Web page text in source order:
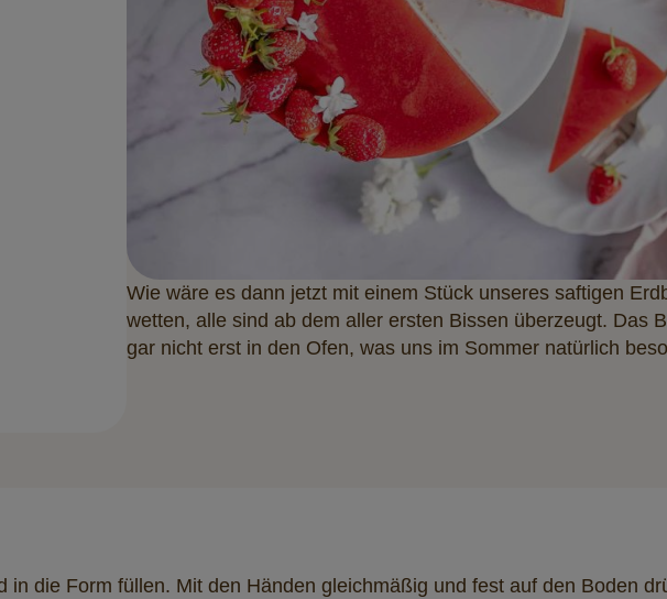
Wie wäre es dann jetzt mit einem Stück unseres saftigen
wetten, alle sind ab dem aller ersten Bissen überzeugt. Das
gar nicht erst in den Ofen, was uns im Sommer natürlich
in die Form füllen. Mit den Händen gleichmäßig und fest auf den Boden